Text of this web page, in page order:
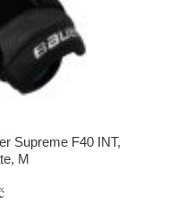
Supreme F40 INT,
M